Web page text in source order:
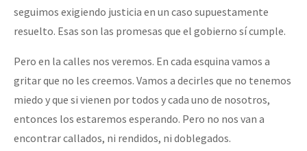
seguimos exigiendo justicia en un caso supuestamente
resuelto. Esas son las promesas que el gobierno sí cumple.
Pero en la calles nos veremos. En cada esquina vamos a
gritar que no les creemos. Vamos a decirles que no tenemos
miedo y que si vienen por todos y cada uno de nosotros,
entonces los estaremos esperando. Pero no nos van a
encontrar callados, ni rendidos, ni doblegados.